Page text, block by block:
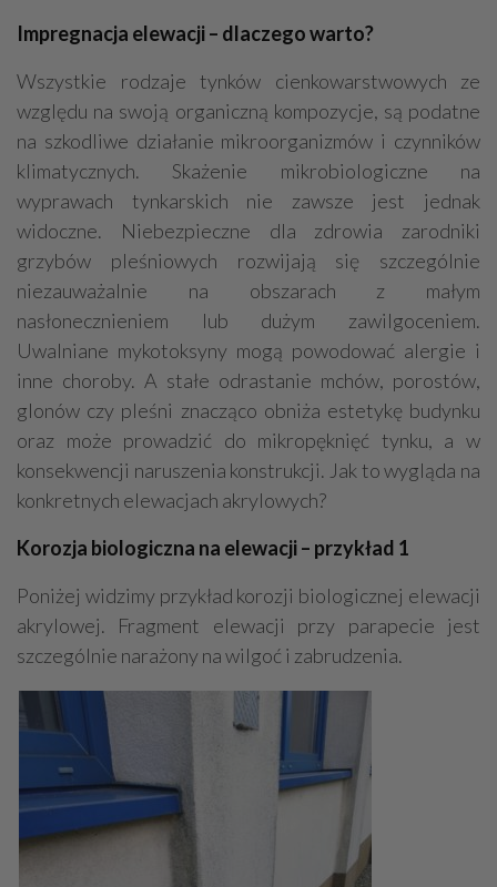
Impregnacja elewacji – dlaczego warto?
Wszystkie rodzaje tynków cienkowarstwowych ze
względu na swoją organiczną kompozycje, są podatne
na szkodliwe działanie mikroorganizmów i czynników
klimatycznych. Skażenie mikrobiologiczne na
wyprawach tynkarskich nie zawsze jest jednak
widoczne. Niebezpieczne dla zdrowia zarodniki
grzybów pleśniowych rozwijają się szczególnie
niezauważalnie na obszarach z małym
nasłonecznieniem lub dużym zawilgoceniem.
Uwalniane mykotoksyny mogą powodować alergie i
inne choroby. A stałe odrastanie mchów, porostów,
glonów czy pleśni znacząco obniża estetykę budynku
oraz może prowadzić do mikropęknięć tynku, a w
konsekwencji naruszenia konstrukcji. Jak to wygląda na
konkretnych elewacjach akrylowych?
Korozja biologiczna na elewacji – przykład 1
Poniżej widzimy przykład korozji biologicznej elewacji
akrylowej. Fragment elewacji przy parapecie jest
szczególnie narażony na wilgoć i zabrudzenia.